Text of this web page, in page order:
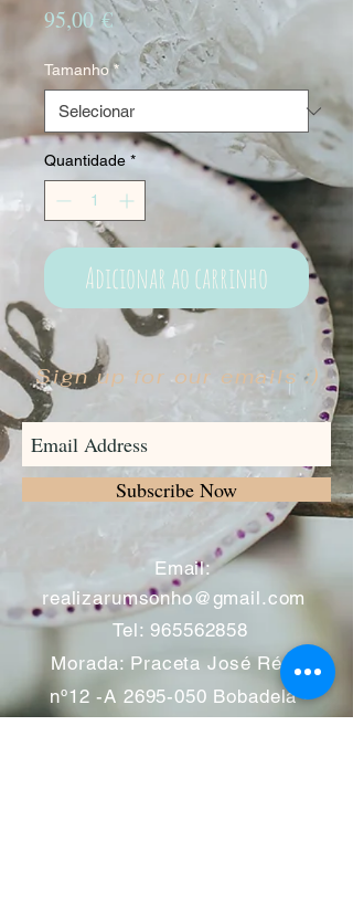
95,00 €Preço
Tamanho *
Quantidade *
Adicionar ao carrinho
Sign up for our emails :)
Subscribe Now
Email:
realizarumsonho@gmail.com
Tel: 965562858
Morada: Praceta José Régio
nº12 -A 2695-050 Bobadela -